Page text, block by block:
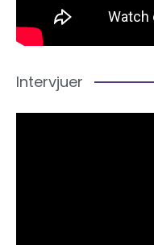
Intervjuer